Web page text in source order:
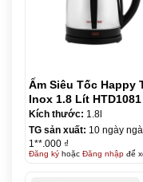
Ấm Siêu Tốc Happy
Inox 1.8 Lít HTD1081
Kích thước: 1.8l
TG sản xuất: 10 ngày
1**.000 ₫
Đăng kýhoặc Đăng nhậpđể